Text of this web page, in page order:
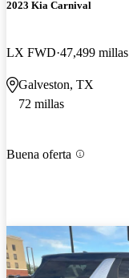
2023 Kia Carnival
LX FWD 47,499 millas
Galveston, TX
72 millas
Buena oferta